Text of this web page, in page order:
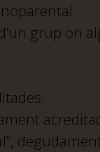
grup on